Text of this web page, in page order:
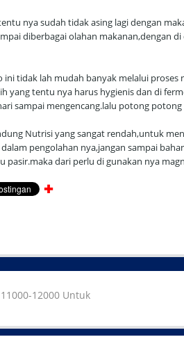
nya sudah tidak asing lagi dengan
diberbagai olahan makanan,dengan
ini tidak lah mudah banyak melalui proses
yang tentu nya harus hygienis dan di
sampai mengencang.lalu potong potong
Nutrisi yang sangat rendah,untuk
pengolahan nya,jangan sampai
pasir.maka dari perlu di gunakan nya
✚
12000 Untuk